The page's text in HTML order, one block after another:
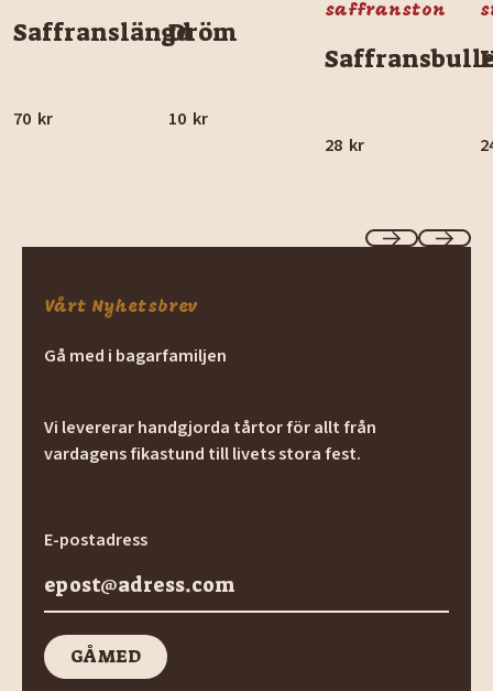
Saffranslängd
70 kr
Dröm
10 kr
saffranston
28 kr
PreviousNext
Vårt Nyhetsbrev
Gå med i bagarfamiljen
Vi levererar handgjorda tårtor för allt från
vardagens fikastund till livets stora fest.
E-postadress
GÅ med
GÅ MED